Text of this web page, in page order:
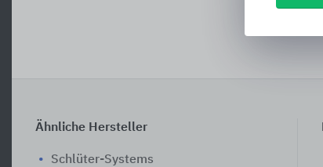
Ähnliche Hersteller
Schlüter-Systems